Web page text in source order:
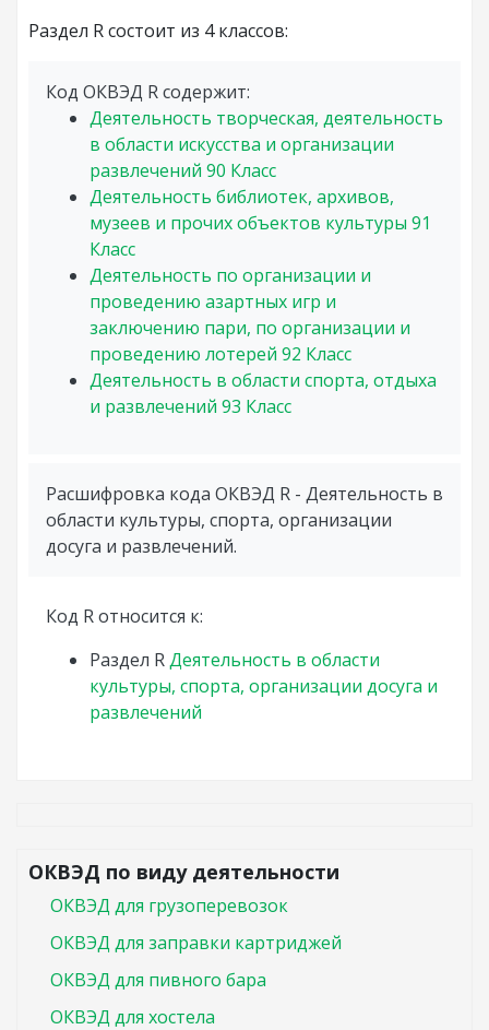
Раздел R состоит из 4 классов:
Код ОКВЭД R содержит:
Деятельность творческая, деятельность
в области искусства и организации
развлечений 90 Класс
Деятельность библиотек, архивов,
музеев и прочих объектов культуры 91
Класс
Деятельность по организации и
проведению азартных игр и
заключению пари, по организации и
проведению лотерей 92 Класс
Деятельность в области спорта, отдыха
и развлечений 93 Класс
Расшифровка кода ОКВЭД R - Деятельность в
области культуры, спорта, организации
досуга и развлечений.
Код R относится к:
Раздел RДеятельность в области
культуры, спорта, организации досуга и
развлечений
ОКВЭД по виду деятельности
ОКВЭД для грузоперевозок
ОКВЭД для заправки картриджей
ОКВЭД для пивного бара
ОКВЭД для хостела